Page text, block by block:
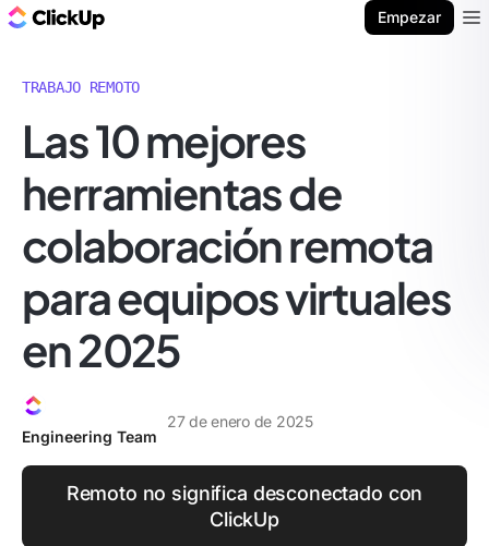
Empezar
TRABAJO REMOTO
Las 10 mejores
herramientas de
colaboración remota
para equipos virtuales
en 2025
Engineering Team
27 de enero de 2025
Remoto no significa desconectado con
ClickUp